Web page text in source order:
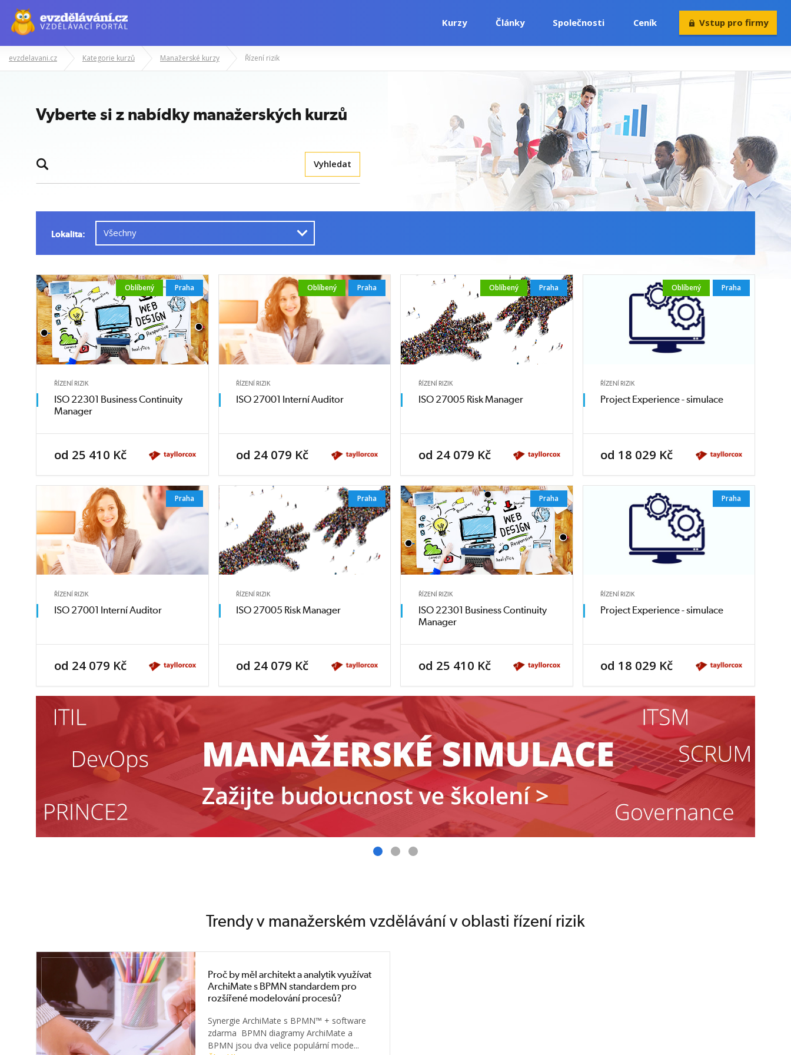
Kurzy Články Společnosti Ceník Vstup pro firmy
evzdelavani.cz Kategorie kurzů Manažerské kurzy Řízení rizik
Vyberte si z nabídky manažerských kurzů
Vyhledat
Lokalita:
Oblíbený Praha
ŘÍZENÍ RIZIK
ISO 22301 Business Continuity
Manager
od 25 410 Kč
Oblíbený Praha
ŘÍZENÍ RIZIK
ISO 27001 Interní Auditor
od 24 079 Kč
Oblíbený Praha
ŘÍZENÍ RIZIK
ISO 27005 Risk Manager
od 24 079 Kč
Oblíbený Praha
ŘÍZENÍ RIZIK
Project Experience - simulace
od 18 029 Kč
Praha
ŘÍZENÍ RIZIK
ISO 27001 Interní Auditor
od 24 079 Kč
Praha
ŘÍZENÍ RIZIK
ISO 27005 Risk Manager
od 24 079 Kč
Praha
ŘÍZENÍ RIZIK
ISO 22301 Business Continuity
Manager
od 25 410 Kč
Praha
ŘÍZENÍ RIZIK
Project Experience - simulace
od 18 029 Kč
Trendy v manažerském vzdělávání v oblasti řízení rizik
Proč by měl architekt a analytik využívat
ArchiMate s BPMN standardem pro
rozšířené modelování procesů?
Synergie ArchiMate s BPMN™ + software
zdarma BPMN diagramy ArchiMate a
BPMN jsou dva velice populární mode...